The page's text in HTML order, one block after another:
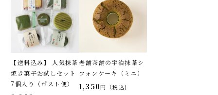
【送料込み】 人気抹茶
焼き菓子お試しセット
7個入り（ポスト便）
老舗茶舗の宇治抹茶シ
フォンケーキ（ミニ）
1,350 税込